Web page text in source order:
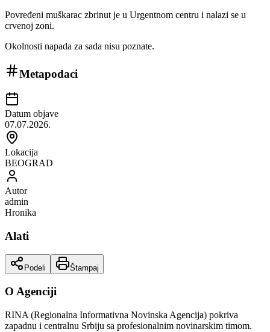
Povređeni muškarac zbrinut je u Urgentnom centru i nalazi se u
crvenoj zoni.
Okolnosti napada za sada nisu poznate.
Metapodaci
Datum objave
07.07.2026.
Lokacija
BEOGRAD
Autor
admin
Hronika
Alati
Podeli Štampaj
O Agenciji
RINA (Regionalna Informativna Novinska Agencija) pokriva
zapadnu i centralnu Srbiju sa profesionalnim novinarskim timom.